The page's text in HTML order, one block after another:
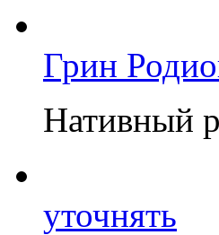
Грин
Нативный
уточнять